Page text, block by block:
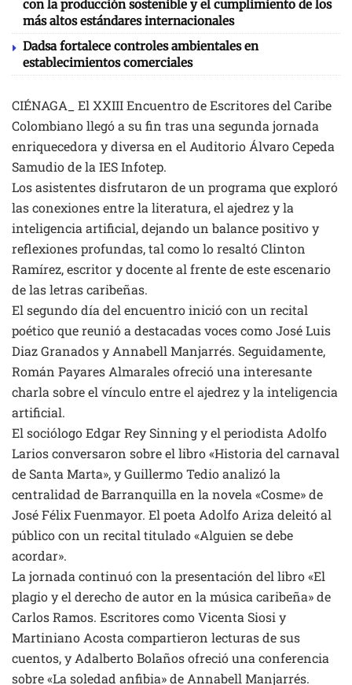
con la producción sostenible y el cumplimiento de los
más altos estándares internacionales
Dadsa fortalece controles ambientales en
establecimientos comerciales
CIÉNAGA_ El XXIII Encuentro de Escritores del Caribe
Colombiano llegó a su fin tras una segunda jornada
enriquecedora y diversa en el Auditorio Álvaro Cepeda
Samudio de la IES Infotep.
Los asistentes disfrutaron de un programa que exploró
las conexiones entre la literatura, el ajedrez y la
inteligencia artificial, dejando un balance positivo y
reflexiones profundas, tal como lo resaltó Clinton
Ramírez, escritor y docente al frente de este escenario
de las letras caribeñas.
El segundo día del encuentro inició con un recital
poético que reunió a destacadas voces como José Luis
Diaz Granados y Annabell Manjarrés. Seguidamente,
Román Payares Almarales ofreció una interesante
charla sobre el vínculo entre el ajedrez y la inteligencia
artificial.
El sociólogo Edgar Rey Sinning y el periodista Adolfo
Larios conversaron sobre el libro «Historia del carnaval
de Santa Marta», y Guillermo Tedio analizó la
centralidad de Barranquilla en la novela «Cosme» de
José Félix Fuenmayor. El poeta Adolfo Ariza deleitó al
público con un recital titulado «Alguien se debe
acordar».
La jornada continuó con la presentación del libro «El
plagio y el derecho de autor en la música caribeña» de
Carlos Ramos. Escritores como Vicenta Siosi y
Martiniano Acosta compartieron lecturas de sus
cuentos, y Adalberto Bolaños ofreció una conferencia
sobre «La soledad anfibia» de Annabell Manjarrés.